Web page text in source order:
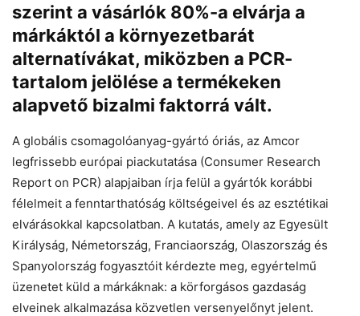
szerint a vásárlók 80%-a elvárja a
márkáktól a környezetbarát
alternatívákat, miközben a PCR-
tartalom jelölése a termékeken
alapvető bizalmi faktorrá vált.
A globális csomagolóanyag-gyártó óriás, az Amcor
legfrissebb európai piackutatása (Consumer Research
Report on PCR) alapjaiban írja felül a gyártók korábbi
félelmeit a fenntarthatóság költségeivel és az esztétikai
elvárásokkal kapcsolatban. A kutatás, amely az Egyesült
Királyság, Németország, Franciaország, Olaszország és
Spanyolország fogyasztóit kérdezte meg, egyértelmű
üzenetet küld a márkáknak: a körforgásos gazdaság
elveinek alkalmazása közvetlen versenyelőnyt jelent.
Helló! Miben segíthetek ma?